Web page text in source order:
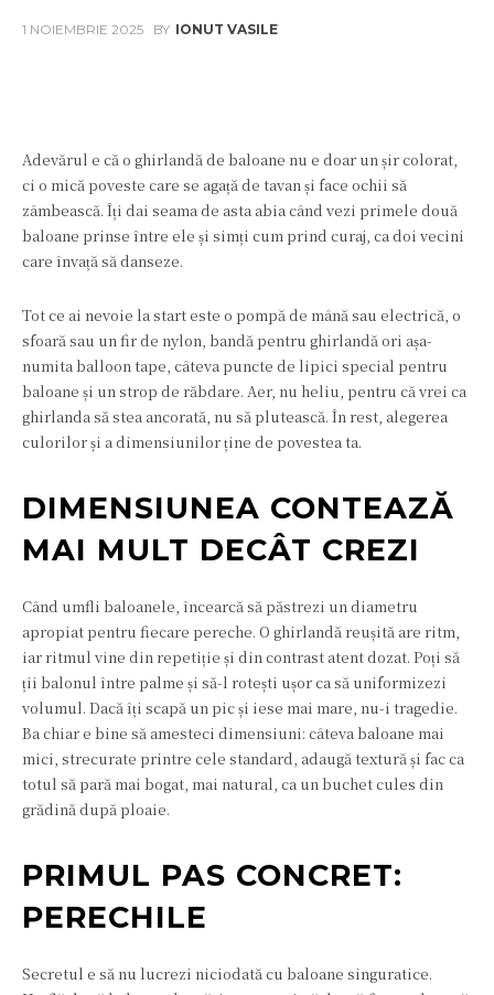
1 NOIEMBRIE 2025 BY IONUT VASILE
Adevărul e că o ghirlandă de baloane nu e doar un șir colorat,
ci o mică poveste care se agață de tavan și face ochii să
zâmbească. Îți dai seama de asta abia când vezi primele două
baloane prinse între ele și simți cum prind curaj, ca doi vecini
care învață să danseze.
Tot ce ai nevoie la start este o pompă de mână sau electrică, o
sfoară sau un fir de nylon, bandă pentru ghirlandă ori așa-
numita balloon tape, câteva puncte de lipici special pentru
baloane și un strop de răbdare. Aer, nu heliu, pentru că vrei ca
ghirlanda să stea ancorată, nu să plutească. În rest, alegerea
culorilor și a dimensiunilor ține de povestea ta.
DIMENSIUNEA CONTEAZĂ
MAI MULT DECÂT CREZI
Când umfli baloanele, încearcă să păstrezi un diametru
apropiat pentru fiecare pereche. O ghirlandă reușită are ritm,
iar ritmul vine din repetiție și din contrast atent dozat. Poți să
ții balonul între palme și să-l rotești ușor ca să uniformizezi
volumul. Dacă îți scapă un pic și iese mai mare, nu-i tragedie.
Ba chiar e bine să amesteci dimensiuni: câteva baloane mai
mici, strecurate printre cele standard, adaugă textură și fac ca
totul să pară mai bogat, mai natural, ca un buchet cules din
grădină după ploaie.
PRIMUL PAS CONCRET:
PERECHILE
Secretul e să nu lucrezi niciodată cu baloane singuratice.